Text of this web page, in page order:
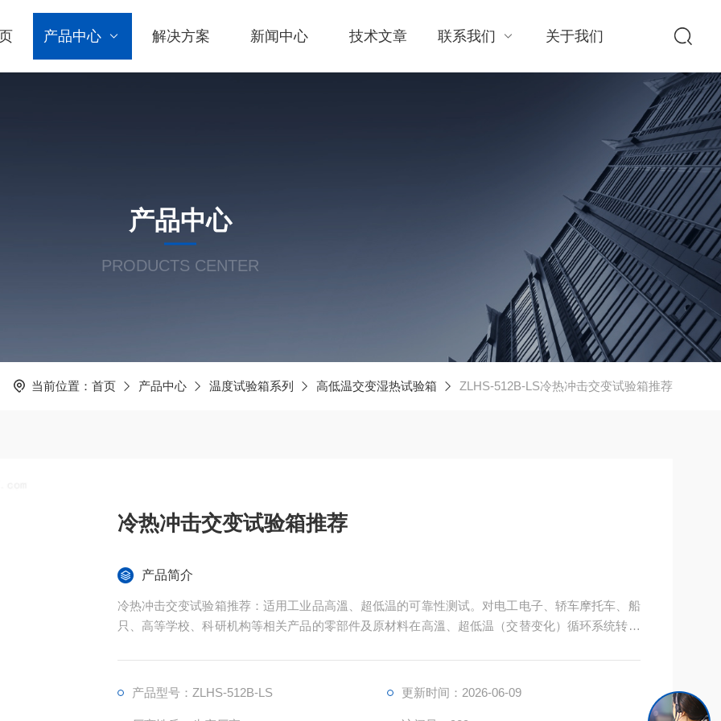
产品中心 解决方案 新闻中心 技术文章 联系我们 关于我们
产品中心
PRODUCTS CENTER
当前位置： 首页 产品中心 温度试验箱系列 高低温交变湿热试验箱 ZLHS-512B-LS冷热冲击交变试验箱推荐
冷热冲击交变试验箱推荐
产品简介
冷热冲击交变试验箱推荐：适用工业品高溫、超低温的可靠性测试。对电工电子、轿车摩托车、船
只、高等学校、科研机构等相关产品的零部件及原材料在高溫、超低温（交替变化）循环系统转变
产品型号：ZLHS-512B-LS 更新时间：2026-06-09